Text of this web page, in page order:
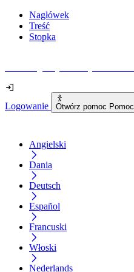
Nagłówek
Treść
Stopka
Logowanie Otwórz pomoc Pomoc
Angielski
Dania
Deutsch
Español
Francuski
Włoski
Nederlands